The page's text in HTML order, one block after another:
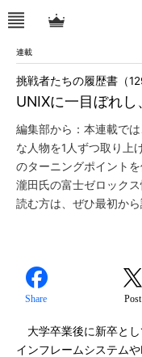
連載
UNIXに一目ぼれ
挑戦者たちの履歴書（
編集部から：本連載で
な人物を1人ずつ取り上
のターニングポイント
瀧田氏の富士ゼロック
読む方は、ぜひ最初から
Share Post
大学卒業後に新卒とし
インフレームシステム